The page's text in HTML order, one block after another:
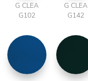
G CLEA
G102
G CLEA
G142